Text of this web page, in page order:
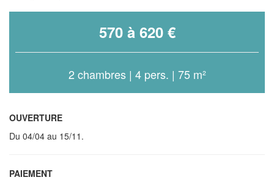
570 à 620 €
2 chambres | 4 pers. | 75 m²
OUVERTURE
Du 04/04 au 15/11.
PAIEMENT